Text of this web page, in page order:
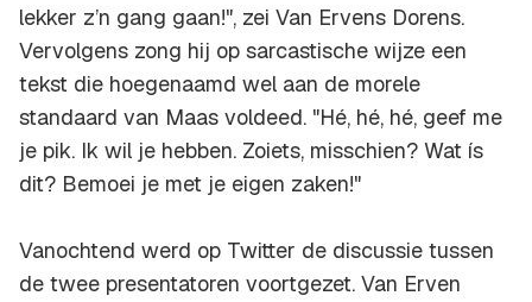
lekker z’n gang gaan!", zei Van Ervens Dorens.
Vervolgens zong hij op sarcastische wijze een
tekst die hoegenaamd wel aan de morele
standaard van Maas voldeed. "Hé, hé, hé, geef me
je pik. Ik wil je hebben. Zoiets, misschien? Wat ís
dit? Bemoei je met je eigen zaken!"
Vanochtend werd op Twitter de discussie tussen
de twee presentatoren voortgezet. Van Erven